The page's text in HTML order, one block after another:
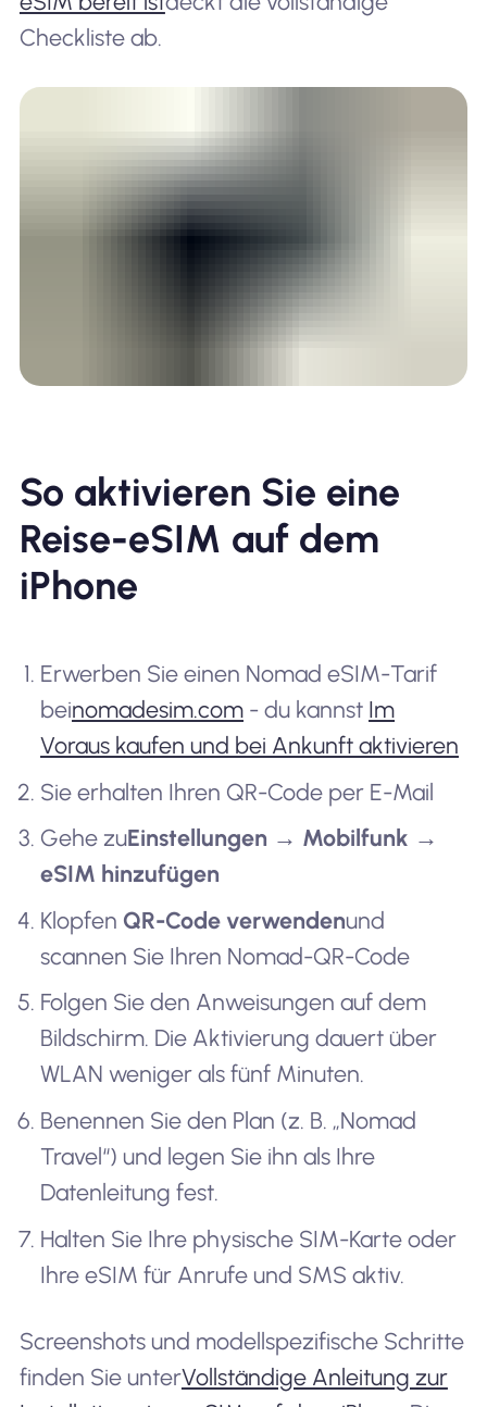
Checkliste ab.
So aktivieren Sie eine
Reise-eSIM auf dem
iPhone
Erwerben Sie einen Nomad eSIM-Tarif
beinomadesim.com - du kannst Im
Voraus kaufen und bei Ankunft aktivieren
Sie erhalten Ihren QR-Code per E-Mail
Gehe zuEinstellungen → Mobilfunk →
eSIM hinzufügen
Klopfen QR-Code verwendenund
scannen Sie Ihren Nomad-QR-Code
Folgen Sie den Anweisungen auf dem
Bildschirm. Die Aktivierung dauert über
WLAN weniger als fünf Minuten.
Benennen Sie den Plan (z. B. „Nomad
Travel“) und legen Sie ihn als Ihre
Datenleitung fest.
Halten Sie Ihre physische SIM-Karte oder
Ihre eSIM für Anrufe und SMS aktiv.
Screenshots und modellspezifische Schritte
finden Sie unterVollständige Anleitung zur